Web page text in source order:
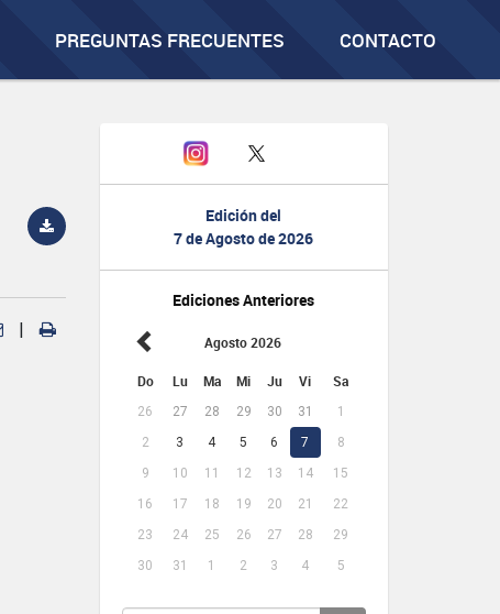
PREGUNTAS FRECUENTES CONTACTO
Edición del
7 de Agosto de 2026
Ediciones Anteriores
Agosto 2026
Do Lu Ma Mi Ju Vi Sa
26 27 28 29 30 31
1
2
3 4 5 6 7
8
9
10 11 12 13 14
15
16
17 18 19 20 21
22
23
24 25 26 27 28
29
30
31 1 2 3 4 5
|